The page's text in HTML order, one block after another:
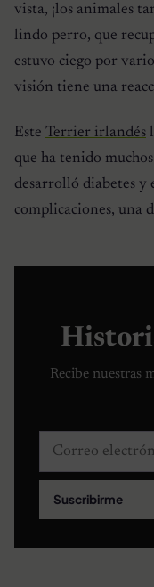
vista, ¡los animales
lindo perro, que
estuvo ciego por
visión tiene una
Este Terrier irlandés
que ha tenido
desarrolló diabetes y
complicaciones, una
Recibe nuestras
Correo
Suscribirme